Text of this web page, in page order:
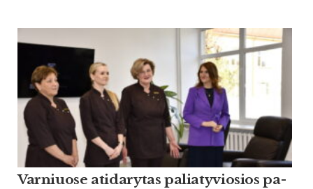
Var­niuo­se ati­da­ry­tas pa­lia­ty­vio­sios pa­